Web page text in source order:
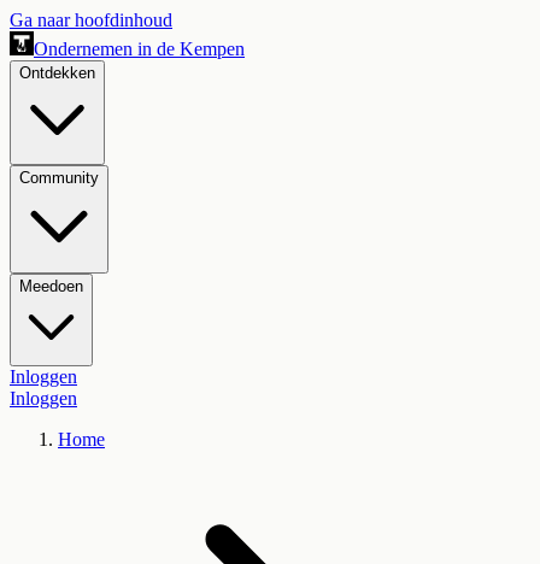
Ga naar hoofdinhoud
Ondernemen in de Kempen
Ontdekken
Community
Meedoen
Inloggen
Inloggen
Home